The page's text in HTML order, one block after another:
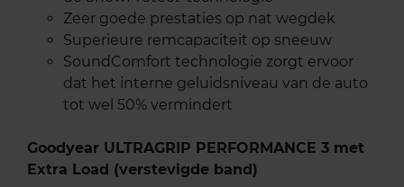
Zeer goede prestaties op nat wegdek
Superieure remcapaciteit op sneeuw
SoundComfort technologie zorgt ervoor
dat het interne geluidsniveau van de auto
tot wel 50% vermindert
Goodyear ULTRAGRIP PERFORMANCE 3 met
Extra Load (verstevigde band)